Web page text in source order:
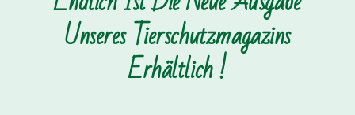
Unseres Tierschutzmagazins
Erhältlich !